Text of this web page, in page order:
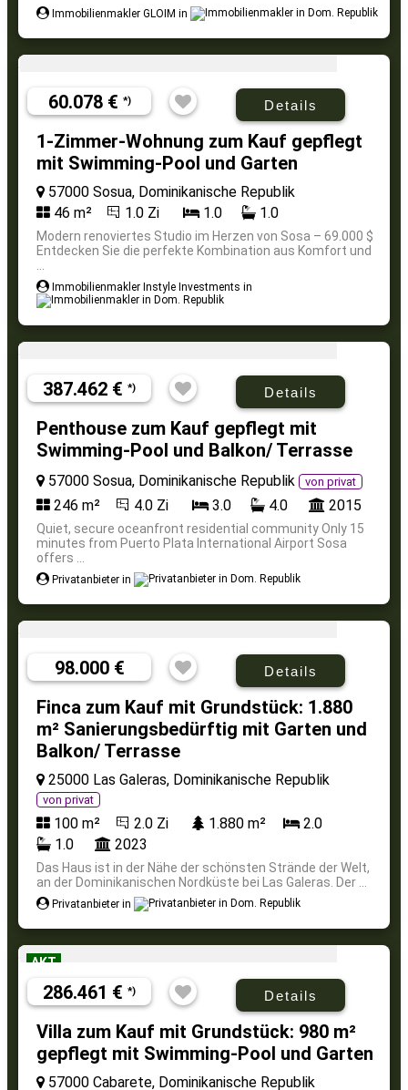
Immobilienmakler GLOIM in
60.078 € *) Details
1-Zimmer-Wohnung zum Kauf gepflegt
mit Swimming-Pool und Garten
57000 Sosua, Dominikanische Republik
46 m²
1.0 Zi 1.0 1.0
Modern renoviertes Studio im Herzen von Sosa – 69.000 $
Entdecken Sie die perfekte Kombination aus Komfort und
Immobilienmakler Instyle Investments in
387.462 € *) Details
Penthouse zum Kauf gepflegt mit
Swimming-Pool und Balkon/ Terrasse
57000 Sosua, Dominikanische Republik von privat
246 m² 4.0 Zi 3.0 4.0 2015
Quiet, secure oceanfront residential community Only 15
minutes from Puerto Plata International Airport Sosa
offers ...
Privatanbieter in
98.000 € Details
Finca zum Kauf mit Grundstück: 1.880
m² Sanierungsbedürftig mit Garten und
Balkon/ Terrasse
25000 Las Galeras, Dominikanische Republik
von privat
100 m² 2.0 Zi 1.880 m²
2.0
1.0
2023
Das Haus ist in der Nähe der schönsten Strände der Welt,
an der Dominikanischen Nordküste bei Las Galeras. Der ...
Privatanbieter in
AKT
286.461 € *) Details
Villa zum Kauf mit Grundstück: 980 m²
gepflegt mit Swimming-Pool und Garten
57000 Cabarete, Dominikanische Republik